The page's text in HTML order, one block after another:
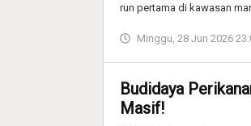
run pertama di kawasan
Minggu, 28 Jun 2026
Budidaya
Masif!